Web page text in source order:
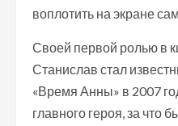
воплотить на экране
Своей первой ролью в
Станислав стал
«Время Анны» в 2007
главного героя, за что